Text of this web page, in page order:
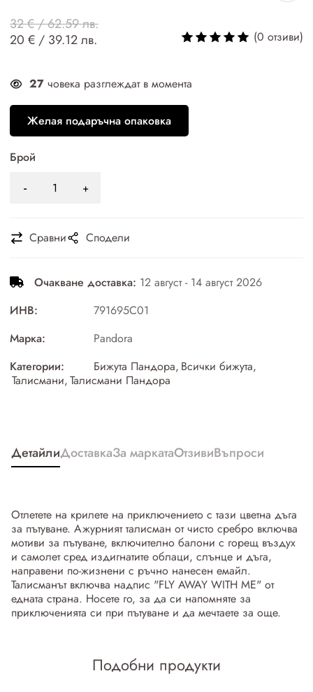
32 € / 62.59 лв.
20 € / 39.12 лв.
(0 отзиви)
27 човека разглеждат в момента
Желая подаръчна опаковка
Брой
Сравни Сподели
Очакване доставка: 12 август - 14 август 2026
ИНВ:
791695C01
Марка:
Pandora
Категории:
Бижута Пандора, Всички бижута,
Талисмани,Талисмани Пандора
ДетайлиДоставкаЗа маркатаОтзивиВъпроси
Отлетете на крилете на приключението с тази цветна дъга
за пътуване. Ажурният талисман от чисто сребро включва
мотиви за пътуване, включително балони с горещ въздух
и самолет сред издигнатите облаци, слънце и дъга,
направени по-жизнени с ръчно нанесен емайл.
Талисманът включва надпис "FLY AWAY WITH ME" от
едната страна. Носете го, за да си напомняте за
приключенията си при пътуване и да мечтаете за още.
Подобни продукти